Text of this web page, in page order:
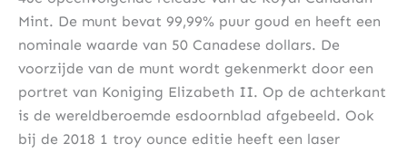
Mint. De munt bevat 99,99% puur goud en heeft een
nominale waarde van 50 Canadese dollars. De
voorzijde van de munt wordt gekenmerkt door een
portret van Koniging Elizabeth II. Op de achterkant
is de wereldberoemde esdoornblad afgebeeld. Ook
bij de 2018 1 troy ounce editie heeft een laser